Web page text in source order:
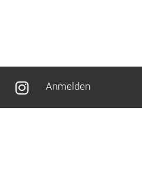
Anmelden